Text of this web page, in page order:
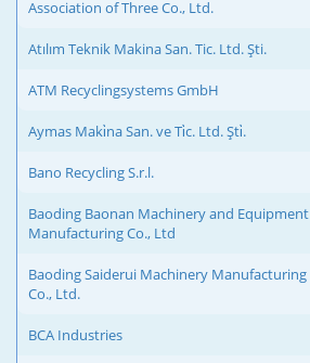
Association of Three Co., Ltd.
Atılım Teknik Makina San. Tic. Ltd. Şti.
ATM Recyclingsystems GmbH
Aymas Maki̇na San. ve Ti̇c. Ltd. Şti̇.
Bano Recycling S.r.l.
Baoding Baonan Machinery and Equipment
Manufacturing Co., Ltd
Baoding Saiderui Machinery Manufacturing
Co., Ltd.
BCA Industries